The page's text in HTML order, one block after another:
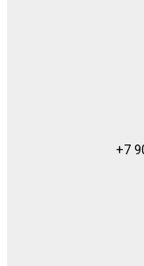
+7